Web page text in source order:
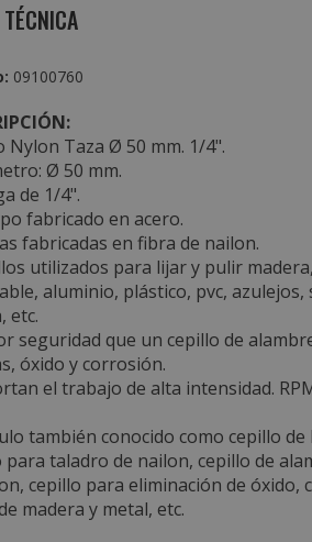
09100760
Nylon Taza Ø 50 mm. 1/4".
Ø 50 mm.
de 1/4".
fabricado en acero.
fabricadas en fibra de nailon.
utilizados para lijar y pulir
aluminio, plástico, pvc, azulejos,
etc.
seguridad que un cepillo de
óxido y corrosión.
el trabajo de alta intensidad.
también conocido como cepillo
para taladro de nailon, cepillo de
cepillo para eliminación de óxido,
madera y metal, etc.